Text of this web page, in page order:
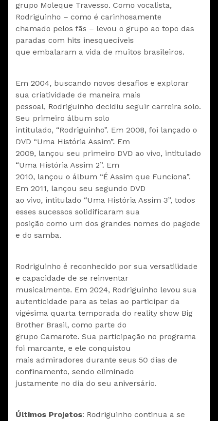
grupo Moleque Travesso. Como vocalista,
Rodriguinho – como é carinhosamente
chamado pelos fãs – levou o grupo ao topo das
paradas com hits inesquecíveis
que embalaram a vida de muitos brasileiros.
Em 2004, buscando novos desafios e explorar
sua criatividade de maneira mais
pessoal, Rodriguinho decidiu seguir carreira solo.
Seu primeiro álbum solo
intitulado, “Rodriguinho”. Em 2008, foi lançado o
DVD “Uma História Assim”. Em
2009, lançou seu primeiro DVD ao vivo, intitulado
“Uma História Assim 2”. Em
2010, lançou o álbum “É Assim que Funciona”.
Em 2011, lançou seu segundo DVD
ao vivo, intitulado “Uma História Assim 3”, todos
esses sucessos solidificaram sua
posição como um dos grandes nomes do pagode
e do samba.
Rodriguinho é reconhecido por sua versatilidade
e capacidade de se reinventar
musicalmente. Em 2024, Rodriguinho levou sua
autenticidade para as telas ao participar da
vigésima quarta temporada do reality show Big
Brother Brasil, como parte do
grupo Camarote. Sua participação no programa
foi marcante, e ele conquistou
mais admiradores durante seus 50 dias de
confinamento, sendo eliminado
justamente no dia do seu aniversário.
Últimos Projetos: Rodriguinho continua a se